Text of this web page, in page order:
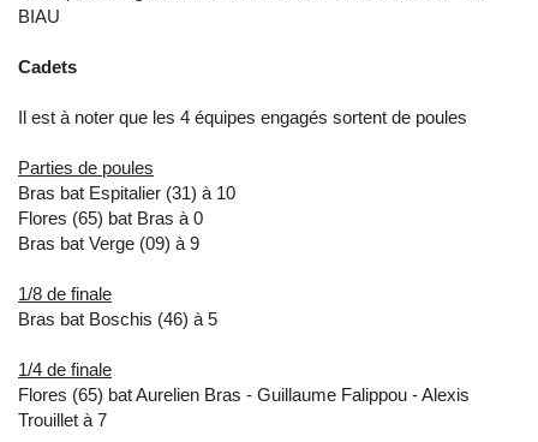
BIAU
Cadets
Il est à noter que les 4 équipes engagés sortent de poules
Parties de poules
Bras bat Espitalier (31) à 10
Flores (65) bat Bras à 0
Bras bat Verge (09) à 9
1/8 de finale
Bras bat Boschis (46) à 5
1/4 de finale
Flores (65) bat Aurelien Bras - Guillaume Falippou - Alexis
Trouillet à 7